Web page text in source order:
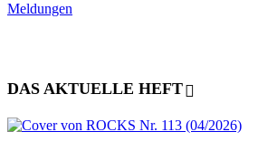
Meldungen
DAS AKTUELLE HEFT